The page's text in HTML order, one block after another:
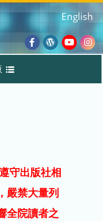
Facebook
Wordpress
English
守出版社相
嚴禁大量列
全院讀者之